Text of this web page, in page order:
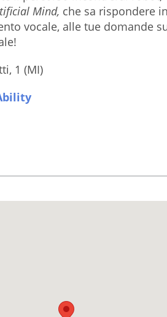
Mind, che sa rispondere
vocale, alle tue domande
1 (MI)